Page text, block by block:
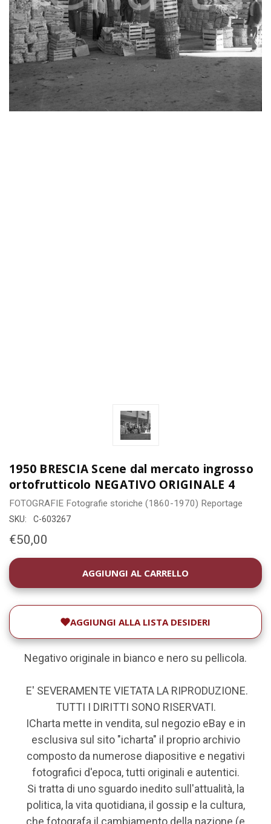
1950 BRESCIA Scene dal mercato ingrosso
ortofrutticolo NEGATIVO ORIGINALE 4
FOTOGRAFIE Fotografie storiche (1860-1970) Reportage
SKU: C-603267
€50,00
DISPONIBILITÀ
ATTUALE:
AGGIUNGI ALLA LISTA DESIDERI
Negativo originale in bianco e nero su pellicola.
E' SEVERAMENTE VIETATA LA RIPRODUZIONE.
TUTTI I DIRITTI SONO RISERVATI.
ICharta mette in vendita, sul negozio eBay e in
esclusiva sul sito "icharta" il proprio archivio
composto da numerose diapositive e negativi
fotografici d'epoca, tutti originali e autentici.
Si tratta di uno sguardo inedito sull'attualità, la
politica, la vita quotidiana, il gossip e la cultura,
che fotografa il cambiamento della nazione (e